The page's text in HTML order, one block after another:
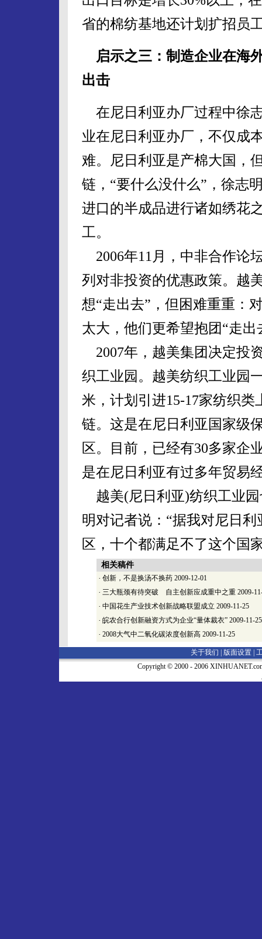
省的棉纺基地还计划扩招员
启示之三：制造企业在海
出击
在尼日利亚办厂过程中徐
业在尼日利亚办厂，不仅成
难。尼日利亚是产棉大国，
链，“要什么没什么”，徐志
进口的半成品进行诸如绣花
工。
2006年11月，中非合作论
列对非投资的优惠政策。越
想“走出去”，但困难重重：
太大，他们更希望抱团“走
2007年，越美集团决定投
织工业园。越美纺织工业园
米，计划引进15-17家纺织
链。这是在尼日利亚国家级
区。目前，已经有30多家企
是在尼日利亚有过多年贸易
越美(尼日利亚)纺织工业
明对记者说：“据我对尼日
区，十个都满足不了这个国
相关稿件
· 创新，不是换汤不换药 2009-12-01
· 三大瓶颈有待突破 自主创新应成重中之重 2009-
· 中国花生产业技术创新战略联盟成立 2009-11-25
· 皖农合行创新融资方式为企业“量体裁衣” 2009-11-25
· 2008大气中二氧化碳浓度创新高 2009-11-25
关于我们 | 版面设置
Copyright © 2000 - 2006